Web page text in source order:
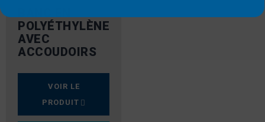
POLYÉTHYLÈNE
AVEC
ACCOUDOIRS
VOIR LE
PRODUIT